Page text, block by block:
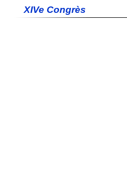
XIVe Congrès